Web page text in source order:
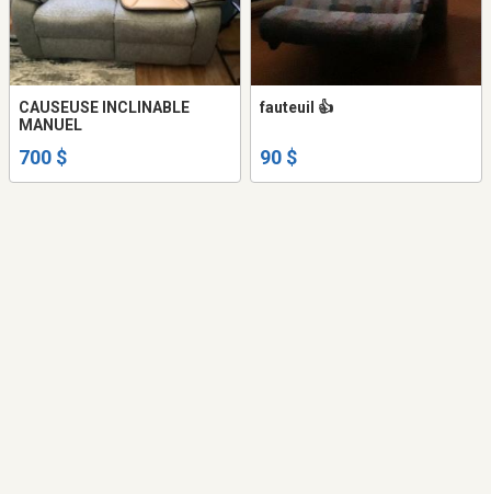
CAUSEUSE INCLINABLE
MANUEL
700 $
fauteuil 👍
90 $